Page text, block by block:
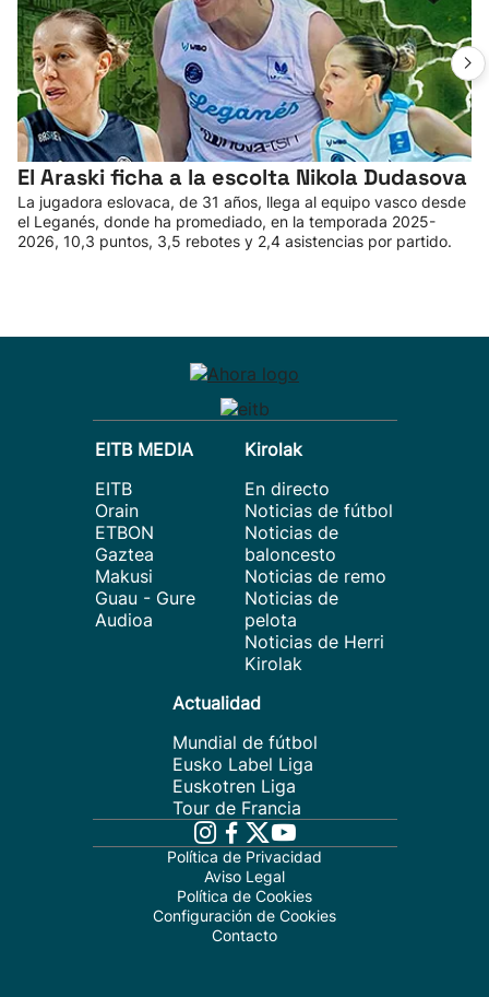
El Araski ficha a la escolta Nikola Dudasova
La jugadora eslovaca, de 31 años, llega al equipo vasco desde
el Leganés, donde ha promediado, en la temporada 2025-
2026, 10,3 puntos, 3,5 rebotes y 2,4 asistencias por partido.
EITB MEDIA
EITB
Orain
ETBON
Gaztea
Makusi
Guau - Gure
Audioa
Kirolak
En directo
Noticias de fútbol
Noticias de
baloncesto
Noticias de remo
Noticias de
pelota
Noticias de Herri
Kirolak
Actualidad
Mundial de fútbol
Eusko Label Liga
Euskotren Liga
Tour de Francia
Política de Privacidad
Aviso Legal
Política de Cookies
Configuración de Cookies
Contacto